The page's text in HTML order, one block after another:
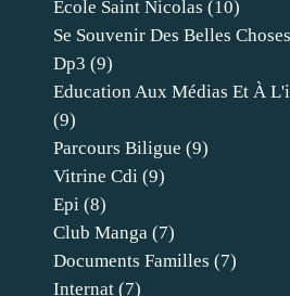
Ecole Saint Nicolas (10)
Se Souvenir Des Belles Choses
Dp3 (9)
Education Aux Médias Et À
(9)
Parcours Biligue (9)
Vitrine Cdi (9)
Epi (8)
Club Manga (7)
Documents Familles (7)
Internat (7)